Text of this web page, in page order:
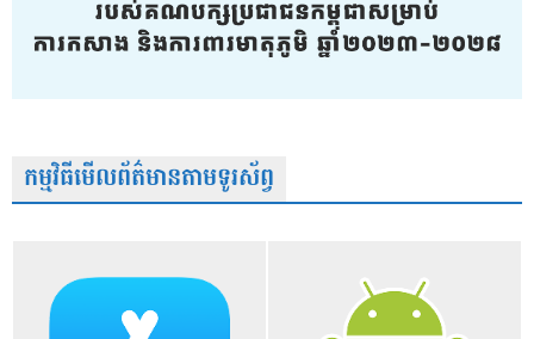
កម្មវិធីមើលព័ត៌មានតាមទូរស័ព្វ